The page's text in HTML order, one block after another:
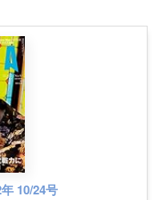
10/24号